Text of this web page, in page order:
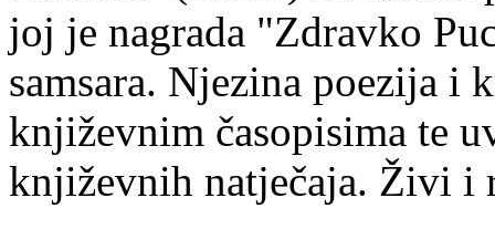
joj je nagrada "Zdravko
samsara. Njezina poezija i
književnim časopisima te
književnih natječaja. Živi i